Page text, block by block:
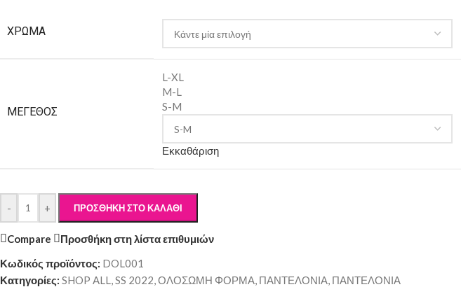
ΧΡΩΜΑ
ΜΈΓΕΘΟΣ
L-XL
M-L
S-M
Εκκαθάριση
- + ΠΡΟΣΘΉΚΗ ΣΤΟ ΚΑΛΆΘΙ
Compare
Προσθήκη στη λίστα επιθυμιών
Κωδικός προϊόντος: DOL001
Κατηγορίες: SHOP ALL,SS 2022,ΟΛΟΣΩΜΗ ΦΟΡΜΑ, ΠΑΝΤΕΛΟΝΙΑ, ΠΑΝΤΕΛΟΝΙΑ